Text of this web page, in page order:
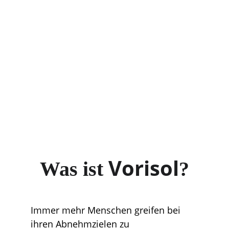
Was ist Vorisol?
Immer mehr Menschen greifen bei
ihren Abnehmzielen zu